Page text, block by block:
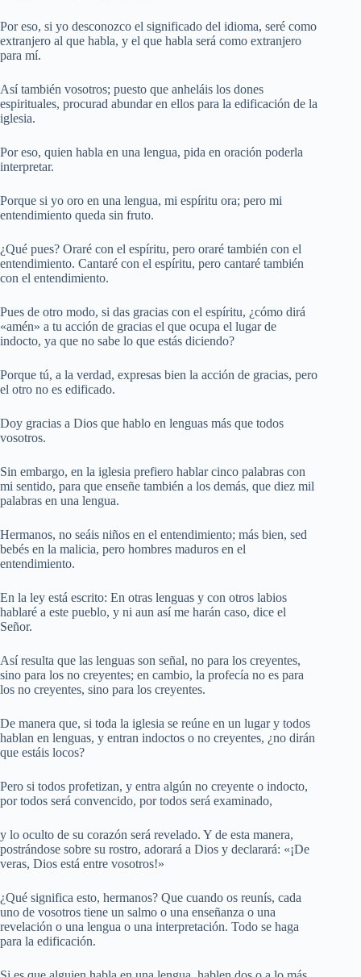
Por eso, si yo desconozco el significado del idioma, seré como
extranjero al que habla, y el que habla será como extranjero
para mí.
Así también vosotros; puesto que anheláis los dones
espirituales, procurad abundar en ellos para la edificación de la
iglesia.
Por eso, quien habla en una lengua, pida en oración poderla
interpretar.
Porque si yo oro en una lengua, mi espíritu ora; pero mi
entendimiento queda sin fruto.
¿Qué pues? Oraré con el espíritu, pero oraré también con el
entendimiento. Cantaré con el espíritu, pero cantaré también
con el entendimiento.
Pues de otro modo, si das gracias con el espíritu, ¿cómo dirá
«amén» a tu acción de gracias el que ocupa el lugar de
indocto, ya que no sabe lo que estás diciendo?
Porque tú, a la verdad, expresas bien la acción de gracias, pero
el otro no es edificado.
Doy gracias a Dios que hablo en lenguas más que todos
vosotros.
Sin embargo, en la iglesia prefiero hablar cinco palabras con
mi sentido, para que enseñe también a los demás, que diez mil
palabras en una lengua.
Hermanos, no seáis niños en el entendimiento; más bien, sed
bebés en la malicia, pero hombres maduros en el
entendimiento.
En la ley está escrito: En otras lenguas y con otros labios
hablaré a este pueblo, y ni aun así me harán caso, dice el
Señor.
Así resulta que las lenguas son señal, no para los creyentes,
sino para los no creyentes; en cambio, la profecía no es para
los no creyentes, sino para los creyentes.
De manera que, si toda la iglesia se reúne en un lugar y todos
hablan en lenguas, y entran indoctos o no creyentes, ¿no dirán
que estáis locos?
Pero si todos profetizan, y entra algún no creyente o indocto,
por todos será convencido, por todos será examinado,
y lo oculto de su corazón será revelado. Y de esta manera,
postrándose sobre su rostro, adorará a Dios y declarará: «¡De
veras, Dios está entre vosotros!»
¿Qué significa esto, hermanos? Que cuando os reunís, cada
uno de vosotros tiene un salmo o una enseñanza o una
revelación o una lengua o una interpretación. Todo se haga
para la edificación.